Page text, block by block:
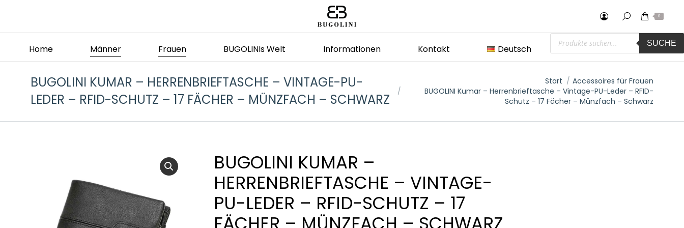
0
Home Männer Frauen BUGOLINIs Welt Informationen Kontakt Deutsch
Products
search SUCHE
BUGOLINI KUMAR – HERRENBRIEFTASCHE – VINTAGE-PU-
LEDER – RFID-SCHUTZ – 17 FÄCHER – MÜNZFACH – SCHWARZ
Start
Accessoires für Frauen
BUGOLINI Kumar – Herrenbrieftasche – Vintage-PU-Leder – RFID-
Schutz – 17 Fächer – Münzfach – Schwarz
BUGOLINI KUMAR –
HERRENBRIEFTASCHE – VINTAGE-
PU-LEDER – RFID-SCHUTZ – 17